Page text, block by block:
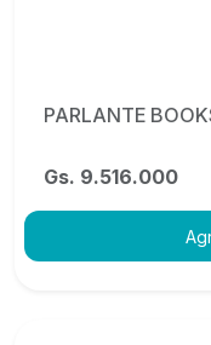
PARLANTE
Gs. 9.516.000